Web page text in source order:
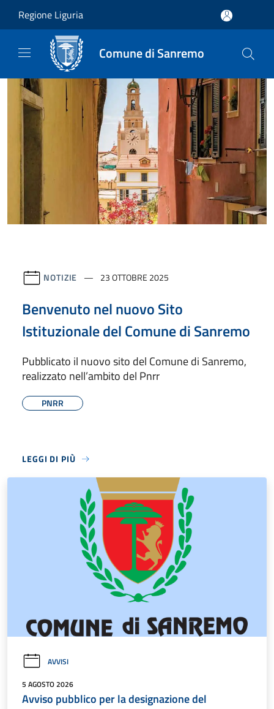
Regione Liguria
Comune di Sanremo
NOTIZIE 23 OTTOBRE 2025
Benvenuto nel nuovo Sito
Istituzionale del Comune di Sanremo
Pubblicato il nuovo sito del Comune di Sanremo,
realizzato nell’ambito del Pnrr
PNRR
LEGGI DI PIÙ
AVVISI
5 AGOSTO 2026
Avviso pubblico per la designazione del